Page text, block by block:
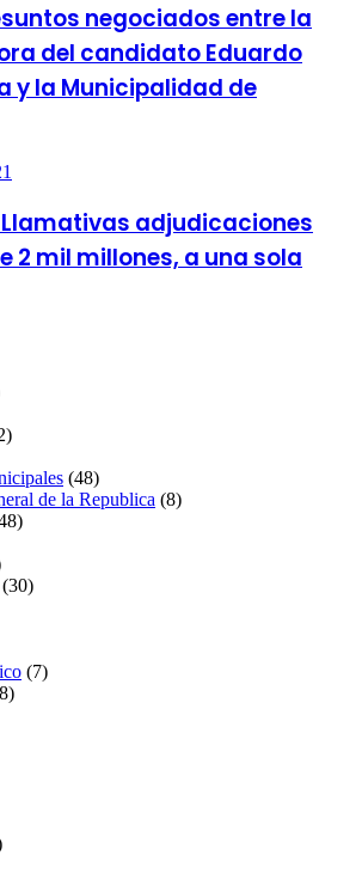
negociados entre la
del candidato Eduardo
y la Municipalidad de
Llamativas adjudicaciones
2 mil millones, a una sola
(48)
de la Republica (8)
(30)
(7)